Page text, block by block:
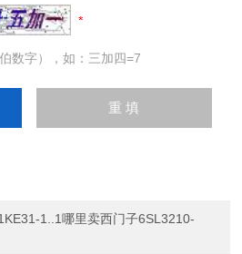
数字），如：三加四=7
1..1哪里卖西门子6SL3210-